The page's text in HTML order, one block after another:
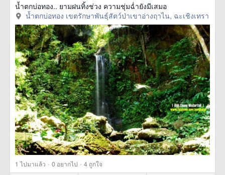
น้ำตกบ่อทอง.. ยามฝนทิ้งช่วง ความชุ่มฉ่ำยังมีเสมอ
น้ำตกบ่อทอง เขตรักษาพันธุ์สัตว์ป่าเขาอ่างฤาไน, ฉะเชิงเทรา
1 ไปมาแล้ว · 0 อยากไป · 4 ถูกใจ